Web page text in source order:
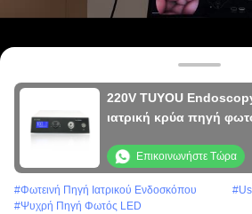
220V TUYOU
ιατρική κρύα πηγή
ενδοσκοπίου
Επικοινωνήστε Τώρα
#Φωτεινή Πηγή Ιατρικού Ενδοσκόπου #
#Ψυχρή Πηγή Φωτός LED